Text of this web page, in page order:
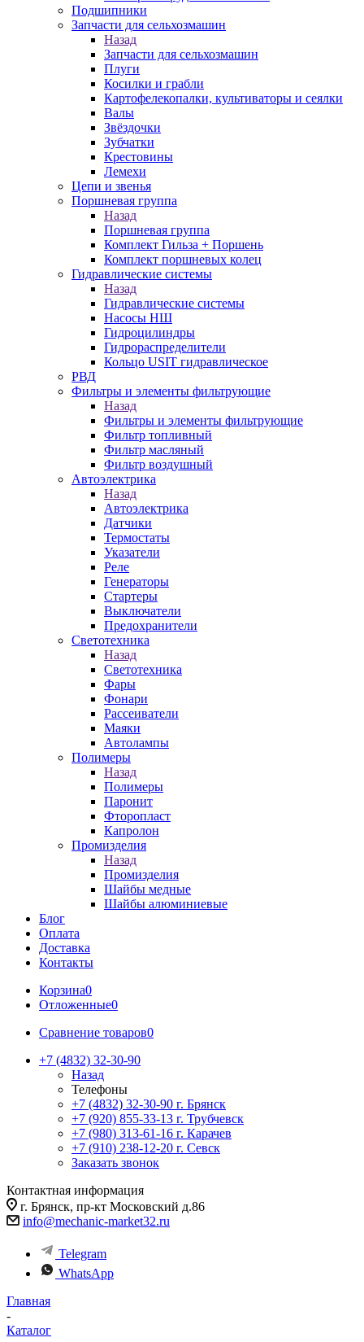
Подшипники
Запчасти для сельхозмашин
Назад
Запчасти для сельхозмашин
Плуги
Косилки и грабли
Картофелекопалки, культиваторы и сеялки
Валы
Звёздочки
Зубчатки
Крестовины
Лемехи
Цепи и звенья
Поршневая группа
Назад
Поршневая группа
Комплект Гильза + Поршень
Комплект поршневых колец
Гидравлические системы
Назад
Гидравлические системы
Насосы НШ
Гидроцилиндры
Гидрораспределители
Кольцо USIT гидравлическое
РВД
Фильтры и элементы фильтрующие
Назад
Фильтры и элементы фильтрующие
Фильтр топливный
Фильтр масляный
Фильтр воздушный
Автоэлектрика
Назад
Автоэлектрика
Датчики
Термостаты
Указатели
Реле
Генераторы
Стартеры
Выключатели
Предохранители
Светотехника
Назад
Светотехника
Фары
Фонари
Рассеиватели
Маяки
Автолампы
Полимеры
Назад
Полимеры
Паронит
Фторопласт
Капролон
Промизделия
Назад
Промизделия
Шайбы медные
Шайбы алюминиевые
Блог
Оплата
Доставка
Контакты
Корзина0
Отложенные0
Сравнение товаров0
+7 (4832) 32-30-90
Назад
Телефоны
+7 (4832) 32-30-90 г. Брянск
+7 (920) 855-33-13 г. Трубчевск
+7 (980) 313-61-16 г. Карачев
+7 (910) 238-12-20 г. Севск
Заказать звонок
Контактная информация
г. Брянск, пр-кт Московский д.86
info@mechanic-market32.ru
Telegram
WhatsApp
Главная
-
Каталог